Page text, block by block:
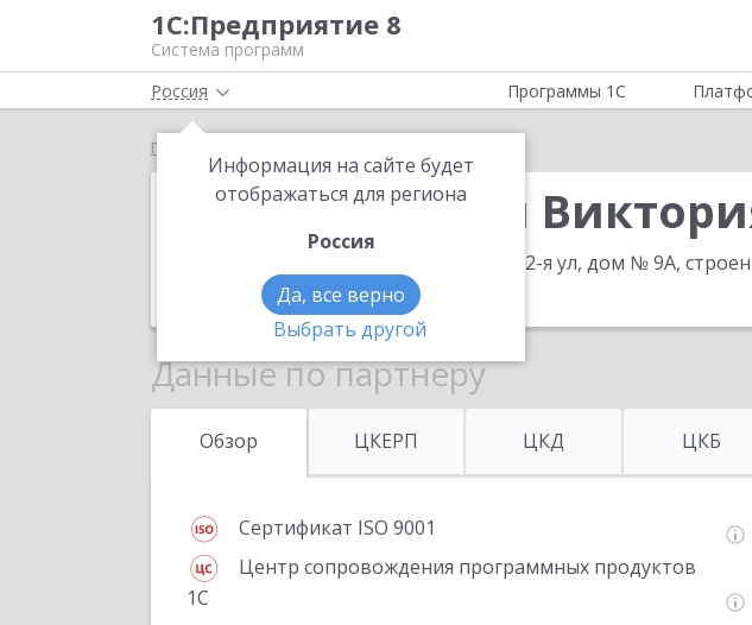
1С:Предприятие 8
Система программ
Россия
Информация на сайте будет
отображаться для региона
Россия
Да, все верно
Выбрать другой
Программы 1С
Главная
1С:Франчайзи
111020, Москва г, Синичкина 2-я ул, дом № 9А,
Телефон: (495) 786-2146
Данные по партнеру
Обзор ЦКЕРП ЦКД ЦКБ
Сертификат ISO 9001
Центр сопровождения программных продуктов
1С